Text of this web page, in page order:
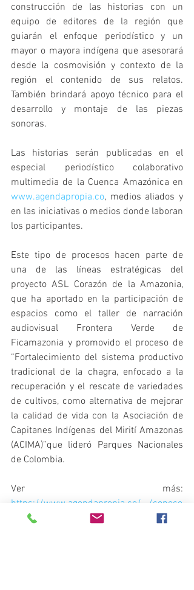
construcción de las historias con un
equipo de editores de la región que
guiarán el enfoque periodístico y un
mayor o mayora indígena que asesorará
desde la cosmovisión y contexto de la
región el contenido de sus relatos.
También brindará apoyo técnico para el
desarrollo y montaje de las piezas
sonoras.
Las historias serán publicadas en el
especial periodístico colaborativo
www.agendapropia.co, medios aliados y
en las iniciativas o medios donde laboran
los participantes.
Este tipo de procesos hacen parte de
una de las líneas estratégicas del
proyecto ASL Corazón de la Amazonia,
que ha aportado en la participación de
espacios como el taller de narración
audiovisual Frontera Verde de
Ficamazonia y promovido el proceso de
“Fortalecimiento del sistema productivo
tradicional de la chagra, enfocado a la
recuperación y el rescate de variedades
de cultivos, como alternativa de mejorar
la calidad de vida con la Asociación de
Capitanes Indígenas del Mirití Amazonas
(ACIMA)”que lideró Parques Nacionales
de Colombia.
https://www.agendapropia.co/.../conoce
-las-y-los...